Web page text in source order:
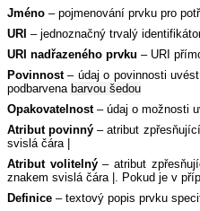
Jméno – pojmenování prvku pro
URI – jednoznačný trvalý
URI nadřazeného prvku – URI
Povinnost– údaj o povinnosti uvést
podbarvena barvou šedou
Opakovatelnost– údaj o možnosti
Atribut povinný – atribut
svislá čára |
Atribut volitelný– atribut
znakem svislá čára |. Pokud je v
Definice – textový popis prvku